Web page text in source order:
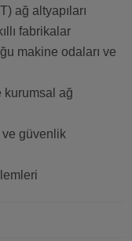
ağ altyapıları
fabrikalar
makine odaları ve
kurumsal ağ
güvenlik